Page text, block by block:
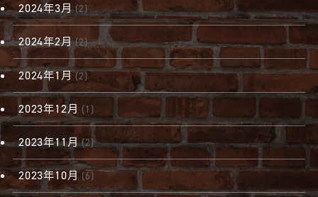
2024年3月(2)
2024年2月(2)
2024年1月(2)
2023年12月 (1)
2023年11月(2)
2023年10月 (6)